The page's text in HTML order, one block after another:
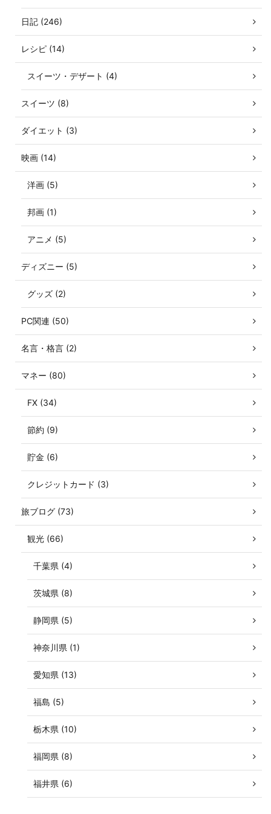
日記 (246)
レシピ (14)
スイーツ・デザート (4)
スイーツ (8)
ダイエット (3)
映画 (14)
洋画 (5)
邦画 (1)
アニメ (5)
ディズニー (5)
グッズ (2)
PC関連 (50)
名言・格言 (2)
マネー (80)
FX (34)
節約 (9)
貯金 (6)
クレジットカード (3)
旅ブログ (73)
観光 (66)
千葉県 (4)
茨城県 (8)
静岡県 (5)
神奈川県 (1)
愛知県 (13)
福島 (5)
栃木県 (10)
福岡県 (8)
福井県 (6)